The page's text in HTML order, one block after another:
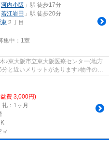
河内小阪 」駅 徒歩17分
若江岩田 」駅 徒歩20分
２丁目
集中： 1室
♪東大阪市立東大阪医療センター(地方
と近いメリットがあります♪物件の周
費 3,000円)
礼：1ヶ月
㎡